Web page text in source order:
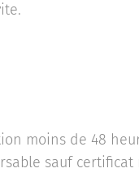
moins de 48
sauf certificat